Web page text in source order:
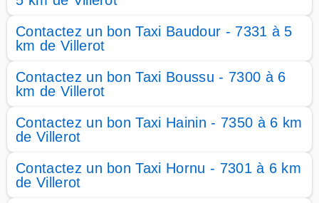
Contactez un bon Taxi Baudour - 7331 à 5
km de Villerot
Contactez un bon Taxi Boussu - 7300 à 6
km de Villerot
Contactez un bon Taxi Hainin - 7350 à 6 km
de Villerot
Contactez un bon Taxi Hornu - 7301 à 6 km
de Villerot